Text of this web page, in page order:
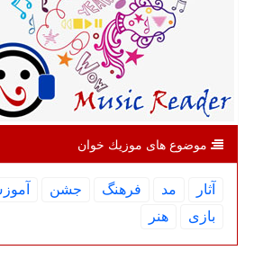
موضوع های موزیك خوان
آثار مد فرهنگ جشن
بازی
هنر